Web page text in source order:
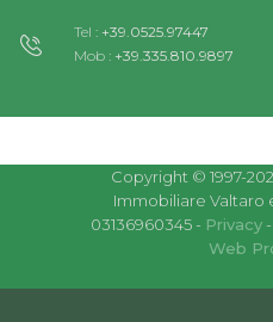
Tel : +39.0525.97447
Mob : +39.335.810.9897
Copyright © 1997-
Immobiliare Valtaro
03136960345 - Privacy -
Web